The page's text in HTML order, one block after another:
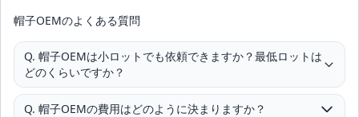
帽子OEMのよくある質問
Q. 帽子OEMは小ロットでも依頼できますか？最低ロットは
どのくらいですか？
Q. 帽子OEMの費用はどのように決まりますか？